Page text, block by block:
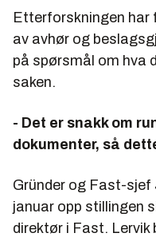
Etterforskningen
av avhør og
på spørsmål om hva
saken.
- Det er snakk om
dokumenter, så
Gründer og Fast-sjef
januar opp stillingen
direktør i Fast.